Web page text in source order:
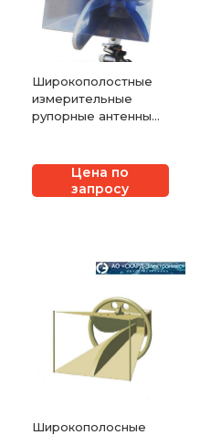
Широкополостные
измерительные
рупорные антенны
Цена по
запросу
Широкополосные